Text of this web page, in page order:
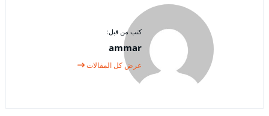
كتب من قبل:
ammar
عرض كل المقالات